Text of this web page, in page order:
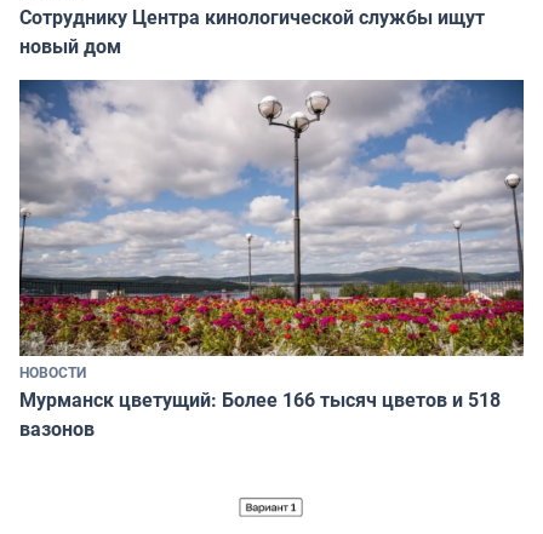
Сотруднику Центра кинологической службы ищут
новый дом
НОВОСТИ
Мурманск цветущий: Более 166 тысяч цветов и 518
вазонов